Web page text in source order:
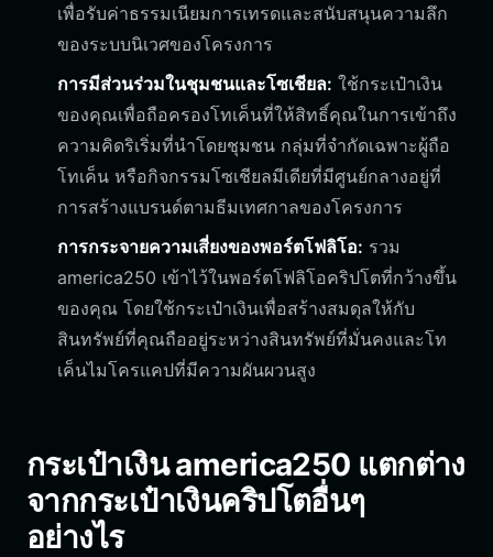
เพื่อรับค่าธรรมเนียมการเทรดและสนับสนุนความลึก
ของระบบนิเวศของโครงการ
การมีส่วนร่วมในชุมชนและโซเชียล: ใช้กระเป๋าเงิน
ของคุณเพื่อถือครองโทเค็นที่ให้สิทธิ์คุณในการเข้าถึง
ความคิดริเริ่มที่นำโดยชุมชน กลุ่มที่จำกัดเฉพาะผู้ถือ
โทเค็น หรือกิจกรรมโซเชียลมีเดียที่มีศูนย์กลางอยู่ที่
การสร้างแบรนด์ตามธีมเทศกาลของโครงการ
การกระจายความเสี่ยงของพอร์ตโฟลิโอ: รวม
america250 เข้าไว้ในพอร์ตโฟลิโอคริปโตที่กว้างขึ้น
ของคุณ โดยใช้กระเป๋าเงินเพื่อสร้างสมดุลให้กับ
สินทรัพย์ที่คุณถืออยู่ระหว่างสินทรัพย์ที่มั่นคงและโท
เค็นไมโครแคปที่มีความผันผวนสูง
กระเป๋าเงิน america250 แตกต่าง
จากกระเป๋าเงินคริปโตอื่นๆ
อย่างไร